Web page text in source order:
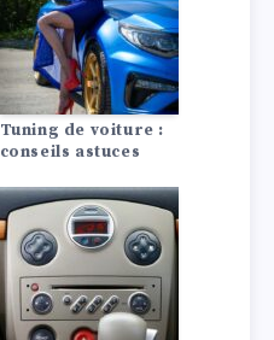
Tuning de voiture :
conseils astuces